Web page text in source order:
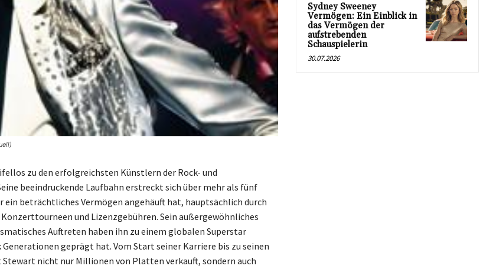
zu den erfolgreichsten Künstlern der Rock- und
beeindruckende Laufbahn erstreckt sich über mehr als fünf
ein beträchtliches Vermögen angehäuft hat, hauptsächlich durch
und Lizenzgebühren. Sein außergewöhnliches
Auftreten haben ihn zu einem globalen Superstar
Generationen geprägt hat. Vom Start seiner Karriere bis zu seinen
nicht nur Millionen von Platten verkauft, sondern auch
Sydney Sweeney
Vermögen: Ein Einblick in
das Vermögen der
aufstrebenden
Schauspielerin
30.07.2026